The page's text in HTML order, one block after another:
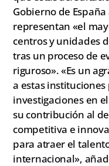
Gobierno de España
representan «el
centros y unidades
tras un proceso de
riguroso». «Es un
a estas
investigaciones en
su contribución al
competitiva e
para atraer el
internacional»,